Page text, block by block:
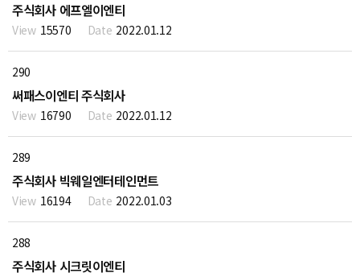
주식회사 에프엘이엔티
15570 2022.01.12
290
써패스이엔티 주식회사
16790 2022.01.12
289
주식회사 빅웨일엔터테인먼트
16194 2022.01.03
288
주식회사 시크릿이엔티